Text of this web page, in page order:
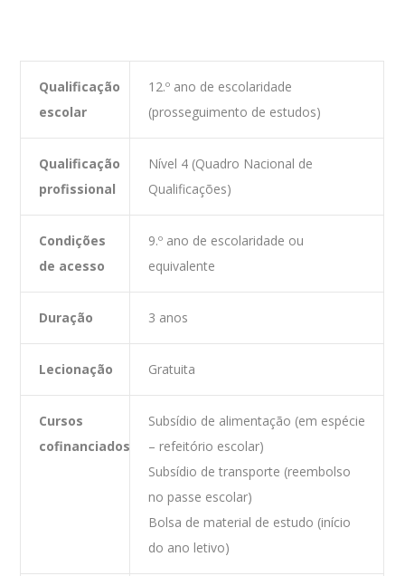
Qualificação
escolar
12.º ano de escolaridade
(prosseguimento de estudos)
Qualificação
profissional
Nível 4 (Quadro Nacional de
Qualificações)
Condições
de acesso
9.º ano de escolaridade ou
equivalente
Duração 3 anos
Lecionação Gratuita
Cursos
cofinanciados
Subsídio de alimentação (em espécie
– refeitório escolar)
Subsídio de transporte (reembolso
no passe escolar)
Bolsa de material de estudo (início
do ano letivo)